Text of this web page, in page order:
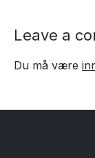
Leave a
Du må være